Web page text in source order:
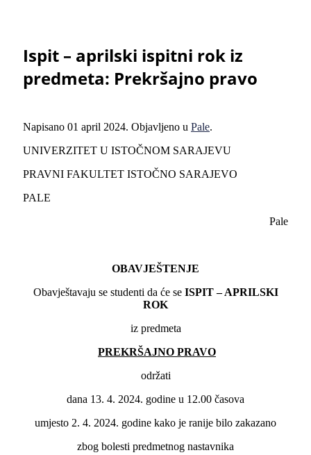
Ispit – aprilski ispitni rok iz
predmeta: Prekršajno pravo
Napisano 01 april 2024. Objavljeno u Pale.
UNIVERZITET U ISTOČNOM SARAJEVU
PRAVNI FAKULTET ISTOČNO SARAJEVO
PALE
Pale
OBAVJEŠTENJE
Obavještavaju se studenti da će se ISPIT – APRILSKI
ROK
iz predmeta
PREKRŠAJNO PRAVO
održati
dana 13. 4. 2024. godine u 12.00 časova
umjesto 2. 4. 2024. godine kako je ranije bilo zakazano
zbog bolesti predmetnog nastavnika